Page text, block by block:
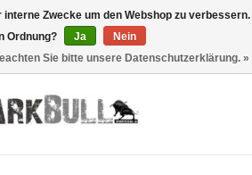
Zwecke um den Webshop zu verbessern.
Ordnung?
Ja
Nein
Sie bitte unsere Datenschutzerklärung. »